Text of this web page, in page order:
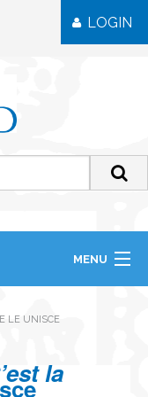
LOGIN
MENU
LE UNISCE
la